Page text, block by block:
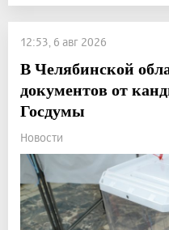
12:53, 6 авг 2026
В Челябинской
документов от
Госдумы
Новости